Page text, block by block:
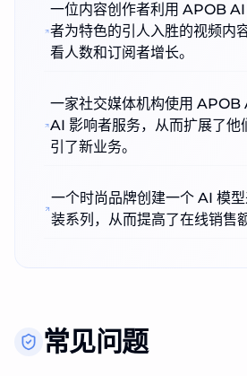
一位内容创作者利用 APOB
者为特色的引人入胜的视频内
看人数和订阅者增长。
一家社交媒体机构使用 APOB
AI 影响者服务，从而扩展了他
引了新业务。
一个时尚品牌创建一个 AI 模
装系列，从而提高了在线销售
常见问题